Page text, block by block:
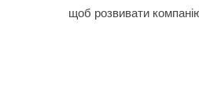
щоб розвивати